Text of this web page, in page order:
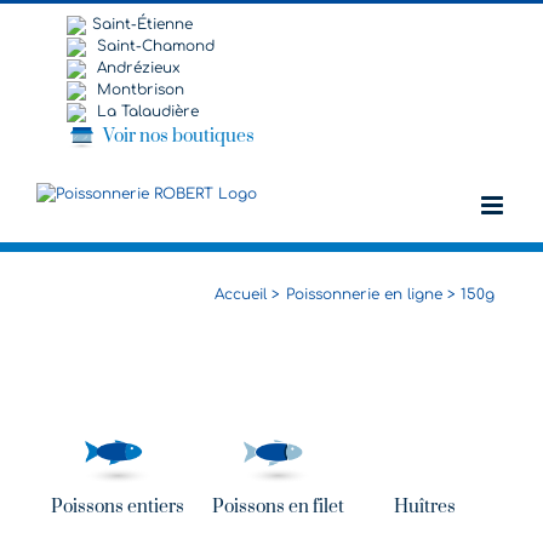
Saint-Étienne
Saint-Chamond
Andrézieux
Montbrison
La Talaudière
Voir nos boutiques
Accueil Poissonnerie en ligne 150g
Poissons entiers Poissons en filet Huîtres